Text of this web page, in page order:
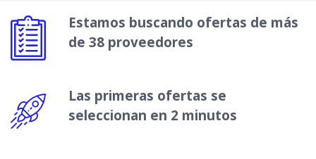
Estamos buscando ofertas de más
de 38 proveedores
Las primeras ofertas se
seleccionan en 2 minutos